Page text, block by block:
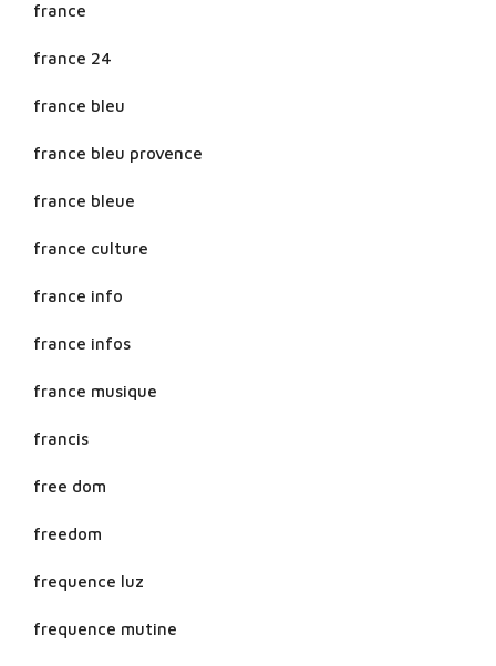
france
france 24
france bleu
france bleu provence
france bleue
france culture
france info
france infos
france musique
francis
free dom
freedom
frequence luz
frequence mutine